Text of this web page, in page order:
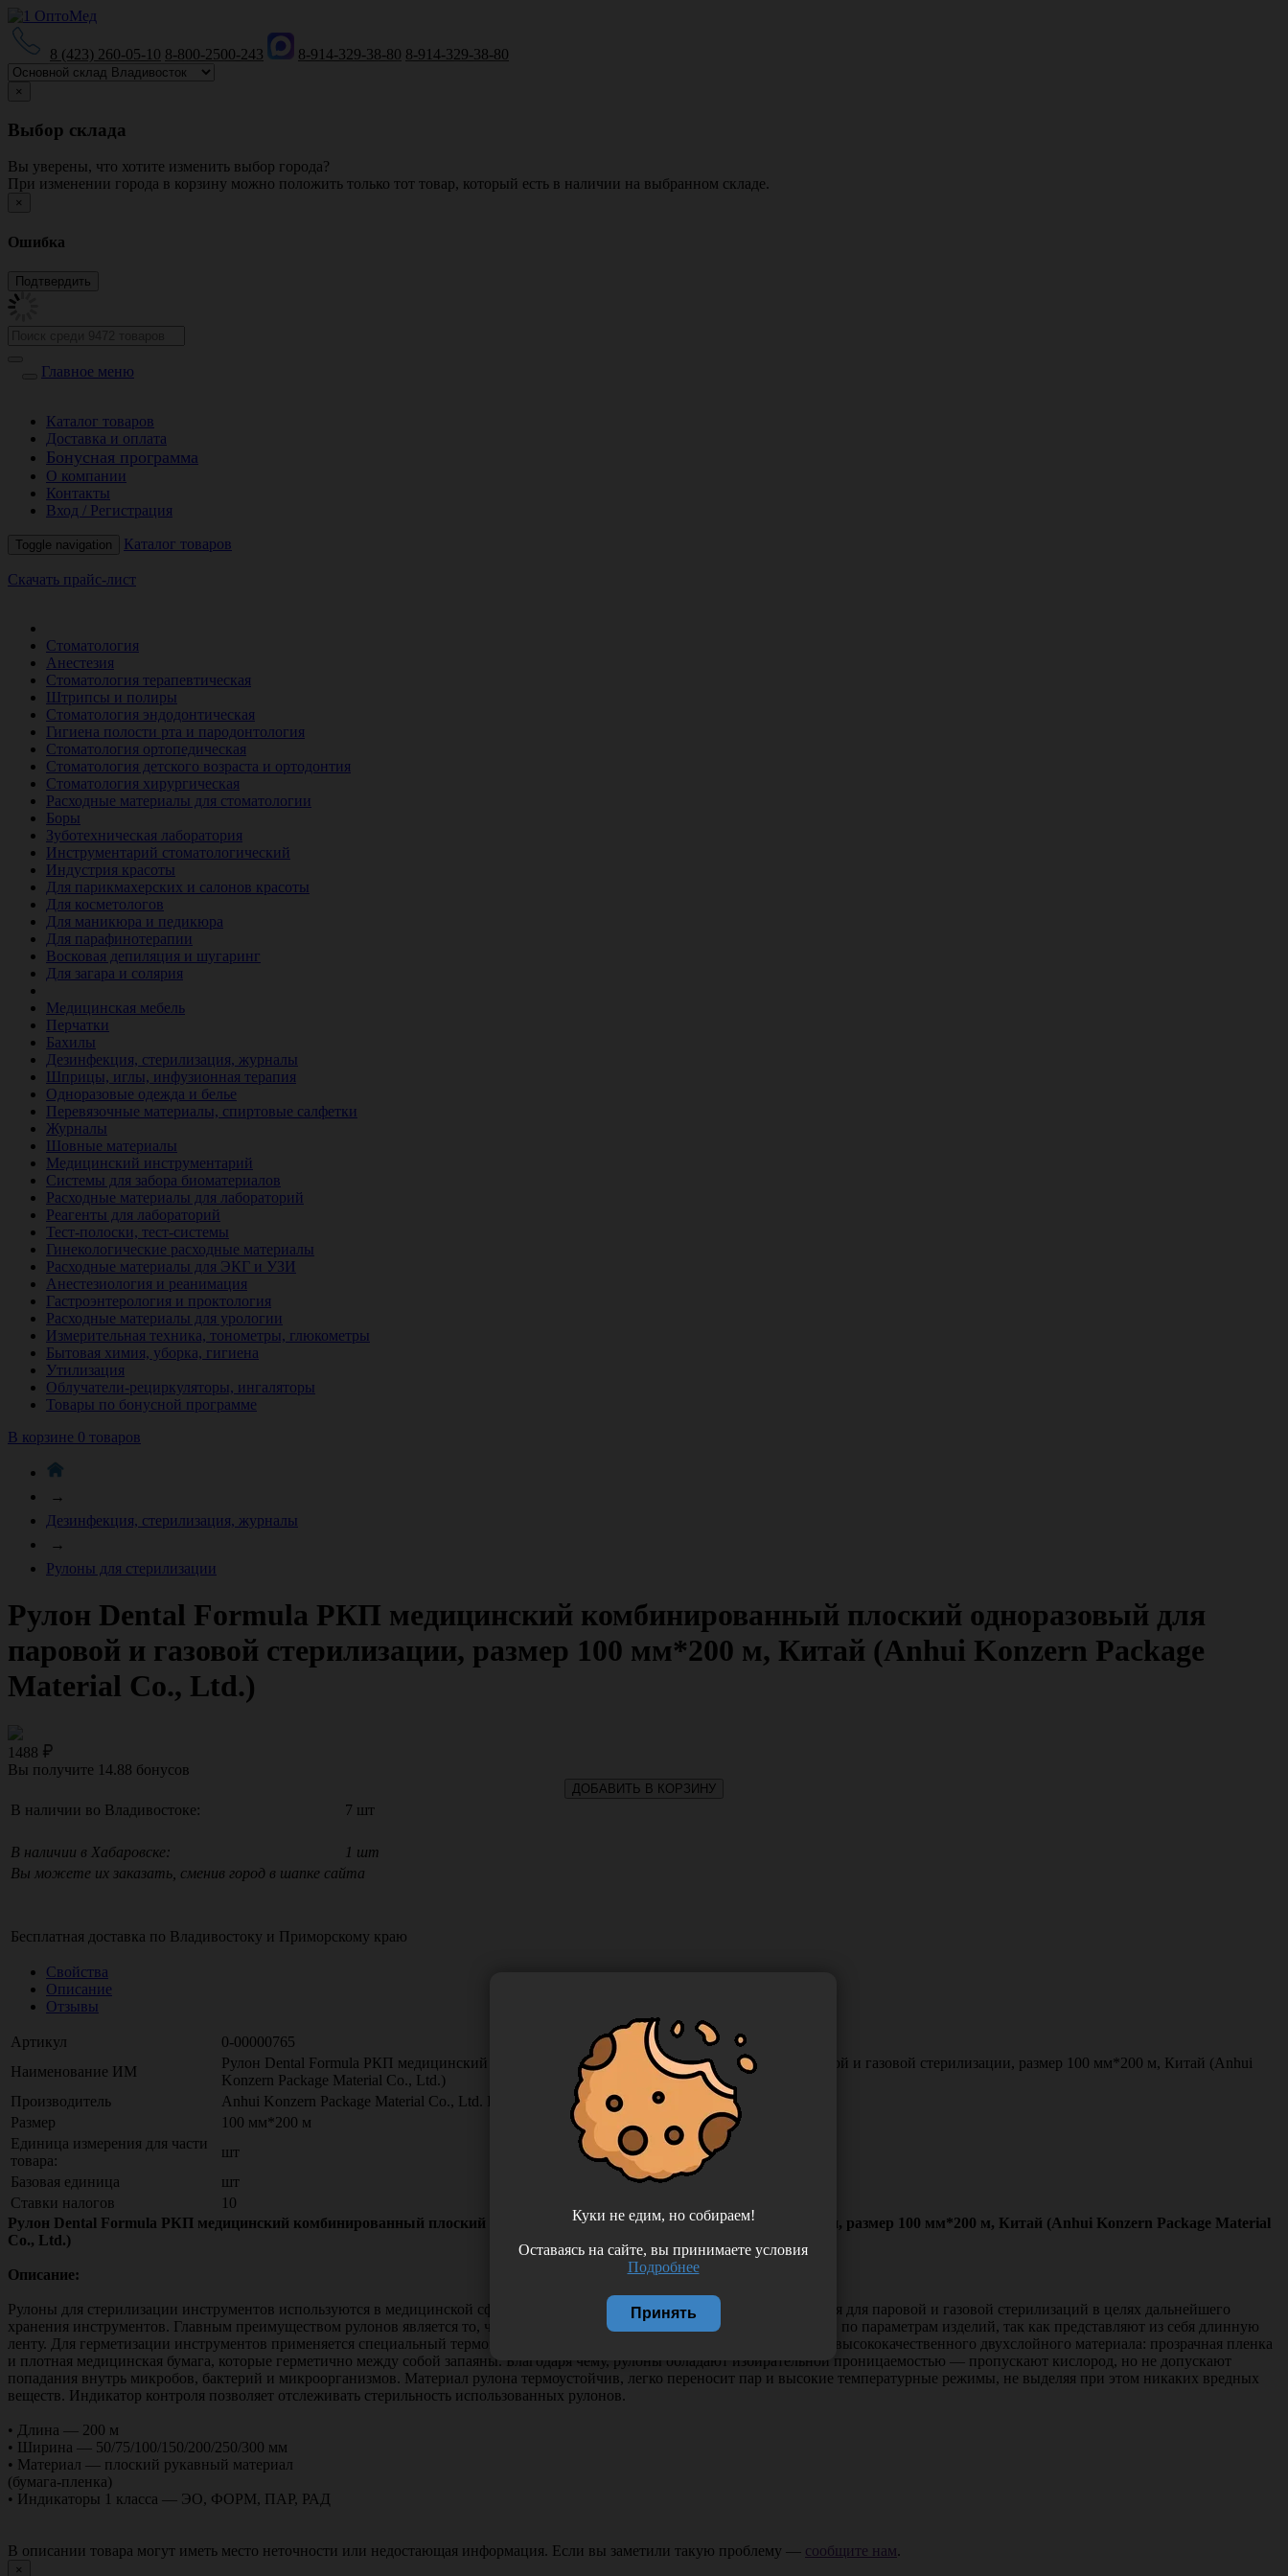
8 (423) 260-05-10 8-800-2500-243 8-914-329-38-80 8-914-329-38-80
×
Выбор склада
Вы уверены, что хотите изменить выбор города?
При изменении города в корзину можно положить только тот товар, который есть в наличии на выбранном складе.
×
Ошибка
Главное меню
Каталог товаров
Доставка и оплата
Бонусная программа
О компании
Контакты
Вход / Регистрация
Toggle navigation Каталог товаров
Скачать прайс-лист
Стоматология
Анестезия
Стоматология терапевтическая
Штрипсы и полиры
Стоматология эндодонтическая
Гигиена полости рта и пародонтология
Стоматология ортопедическая
Стоматология детского возраста и ортодонтия
Стоматология хирургическая
Расходные материалы для стоматологии
Боры
Зуботехническая лаборатория
Инструментарий стоматологический
Индустрия красоты
Для парикмахерских и салонов красоты
Для косметологов
Для маникюра и педикюра
Для парафинотерапии
Восковая депиляция и шугаринг
Для загара и солярия
Медицинская мебель
Перчатки
Бахилы
Дезинфекция, стерилизация, журналы
Шприцы, иглы, инфузионная терапия
Одноразовые одежда и белье
Перевязочные материалы, спиртовые салфетки
Журналы
Шовные материалы
Медицинский инструментарий
Системы для забора биоматериалов
Расходные материалы для лабораторий
Реагенты для лабораторий
Тест-полоски, тест-системы
Гинекологические расходные материалы
Расходные материалы для ЭКГ и УЗИ
Анестезиология и реанимация
Гастроэнтерология и проктология
Расходные материалы для урологии
Измерительная техника, тонометры, глюкометры
Бытовая химия, уборка, гигиена
Утилизация
Облучатели-рециркуляторы, ингаляторы
Товары по бонусной программе
В корзине 0 товаров
→
Дезинфекция, стерилизация, журналы
→
Рулоны для стерилизации
Рулон Dental Formula РКП медицинский комбинированный плоский одноразовый для
паровой и газовой стерилизации, размер 100 мм*200 м, Китай (Anhui Konzern Package
Material Co., Ltd.)
1488
Вы получите 14.88 бонусов
ДОБАВИТЬ В КОРЗИНУ
В наличии во Владивостоке: 7 шт
В наличии в Хабаровске:
1 шт
Вы можете их заказать, сменив город в шапке сайта
Бесплатная доставка по Владивостоку и Приморскому краю
Свойства
Описание
Отзывы
Артикул
0-00000765
Наименование ИМ
Рулон Dental Formula РКП медицинский комбинированный плоский одноразовый для паровой и газовой стерилизации, размер 100 мм*200 м, Китай (Anhui
Konzern Package Material Co., Ltd.)
Производитель
Anhui Konzern Package Material Co., Ltd. Китай
Размер
100 мм*200 м
Единица измерения для части
товара:
шт
Базовая единица
шт
Ставки налогов
10
Рулон Dental Formula РКП медицинский комбинированный плоский одноразовый для паровой и газовой стерилизации, размер 100 мм*200 м, Китай (Anhui Konzern Package Material
Co., Ltd.)
Описание:
Рулоны для стерилизации инструментов используются в медицинской сфере, косметологии и ветеринарии. Они применяются для паровой и газовой стерилизаций в целях дальнейшего
хранения инструментов. Главным преимуществом рулонов является то, что в отличие от пакетов, они не имеют ограничений по параметрам изделий, так как представляют из себя длинную
ленту. Для герметизации инструментов применяется специальный термозапаивающий аппарат. Изделия изготавливаются из высококачественного двухслойного материала: прозрачная пленка
и плотная медицинская бумага, которые герметично между собой запаяны. Благодаря чему, рулоны обладают избирательной проницаемостью — пропускают кислород, но не допускают
попадания внутрь микробов, бактерий и микроорганизмов. Материал рулона термоустойчив, легко переносит пар и высокие температурные режимы, не выделяя при этом никаких вредных
веществ. Индикатор контроля позволяет отслеживать стерильность использованных рулонов.
• Длина — 200 м
• Ширина — 50/75/100/150/200/250/300 мм
• Материал — плоский рукавный материал
(бумага-пленка)
• Индикаторы 1 класса — ЭО, ФОРМ, ПАР, РАД
В описании товара могут иметь место неточности или недостающая информация. Если вы заметили такую проблему — сообщите нам.
×
Куки не едим, но собираем!
Оставаясь на сайте, вы принимаете условия
Подробнее
Принять